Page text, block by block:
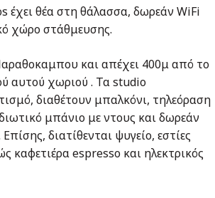
έχει θέα στη θάλασσα, δωρεάν WiFi
χώρο στάθμευσης.
και απέχει 400μ από το
αυτού χωριού . Τα studio
διαθέτουν μπαλκόνι, τηλεόραση
μπάνιο με ντους και δωρεάν
διατίθενται ψυγείο, εστίες
καφετιέρα espresso και ηλεκτρικός